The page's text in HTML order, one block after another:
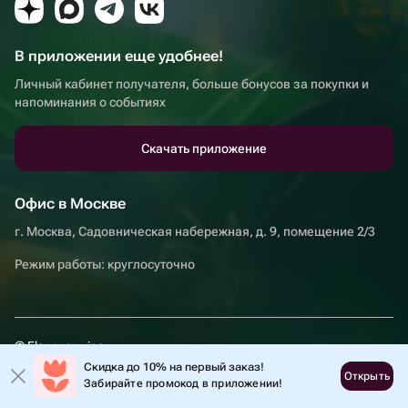
В приложении еще удобнее!
Личный кабинет получателя, больше бонусов за покупки и
напоминания о событиях
Скачать приложение
Офис в Москве
г. Москва, Садовническая набережная, д. 9, помещение 2/3
Режим работы: круглосуточно
© Flowwow, inc
Условия
Скидка до 10% на первый заказ!
Забирайте промокод в приложении!
Открыть